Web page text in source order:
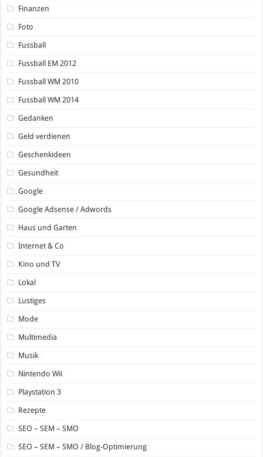
Finanzen
Foto
Fussball
Fussball EM 2012
Fussball WM 2010
Fussball WM 2014
Gedanken
Geld verdienen
Geschenkideen
Gesundheit
Google
Google Adsense / Adwords
Haus und Garten
Internet & Co
Kino und TV
Lokal
Lustiges
Mode
Multimedia
Musik
Nintendo Wii
Playstation 3
Rezepte
SEO – SEM – SMO
SEO – SEM – SMO / Blog-Optimierung